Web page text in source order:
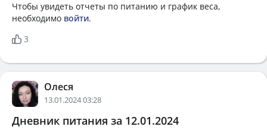
Чтобы увидеть отчеты по питанию и график веса,
необходимо войти.
3
Олеся
13.01.2024 03:28
Дневник питания за 12.01.2024